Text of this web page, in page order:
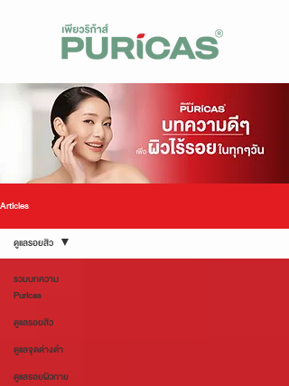
Articles
รวมบทความ
Puricas
ดูแลรอยสิว
ดูแลจุดด่างดำ
ดูแลรอยผิวกาย
ดูแลรอยสิว